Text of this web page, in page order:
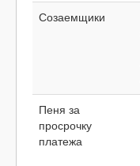
Созаемщики
Пеня за
просрочку
платежа